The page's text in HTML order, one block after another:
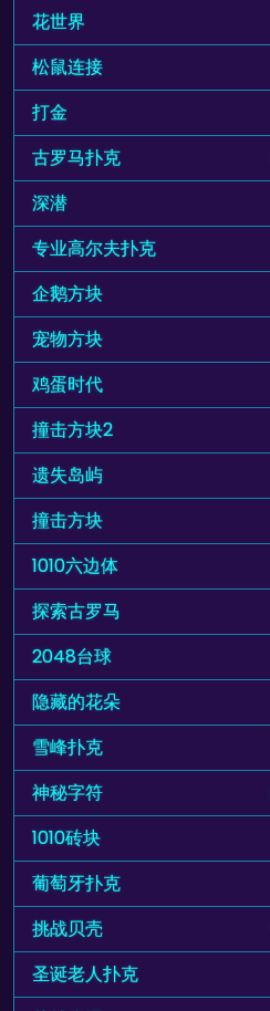
花世界
松鼠连接
打金
古罗马扑克
深潜
专业高尔夫扑克
企鹅方块
宠物方块
鸡蛋时代
撞击方块2
遗失岛屿
撞击方块
1010六边体
探索古罗马
2048台球
隐藏的花朵
雪峰扑克
神秘字符
1010砖块
葡萄牙扑克
挑战贝壳
圣诞老人扑克